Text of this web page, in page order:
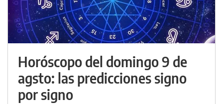
Horóscopo del domingo 9 de
agsto: las predicciones signo
por signo